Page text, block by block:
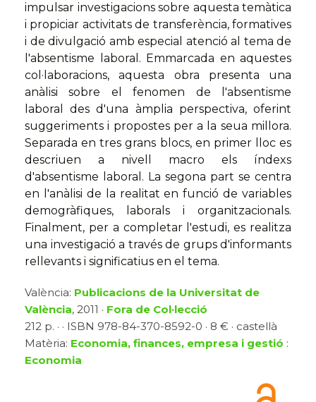
impulsar investigacions sobre aquesta temàtica
i propiciar activitats de transferència, formatives
i de divulgació amb especial atenció al tema de
l'absentisme laboral. Emmarcada en aquestes
col·laboracions, aquesta obra presenta una
anàlisi sobre el fenomen de l'absentisme
laboral des d'una àmplia perspectiva, oferint
suggeriments i propostes per a la seua millora.
Separada en tres grans blocs, en primer lloc es
descriuen a nivell macro els índexs
d'absentisme laboral. La segona part se centra
en l'anàlisi de la realitat en funció de variables
demogràfiques, laborals i organitzacionals.
Finalment, per a completar l'estudi, es realitza
una investigació a través de grups d'informants
rellevants i significatius en el tema.
València: Publicacions de la Universitat de
València, 2011 · Fora de Col·lecció
212 p. · · ISBN 978-84-370-8592-0 · 8 € · castellà
Matèria: Economia, finances, empresa i gestió :
Economia